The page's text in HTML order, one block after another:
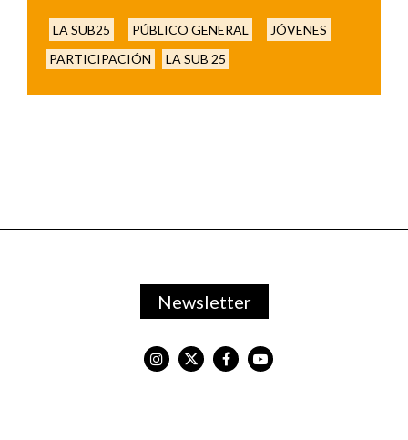
LA SUB25 PÚBLICO GENERAL
JÓVENES
PARTICIPACIÓN
LA SUB 25
Newsletter